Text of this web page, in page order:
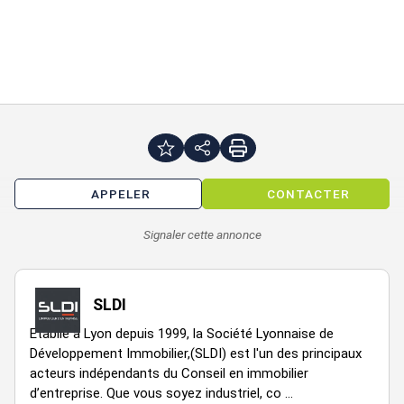
Toilettes privés
Entrée
4 Bureaux
Accessibilité:
Accès par la Route d'Heyrieux
APPELER CONTACTER
Signaler cette annonce
SLDI
Etablie à Lyon depuis 1999, la Société Lyonnaise de
Développement Immobilier,(SLDI) est l'un des principaux
acteurs indépendants du Conseil en immobilier
d’entreprise. Que vous soyez industriel, co ...